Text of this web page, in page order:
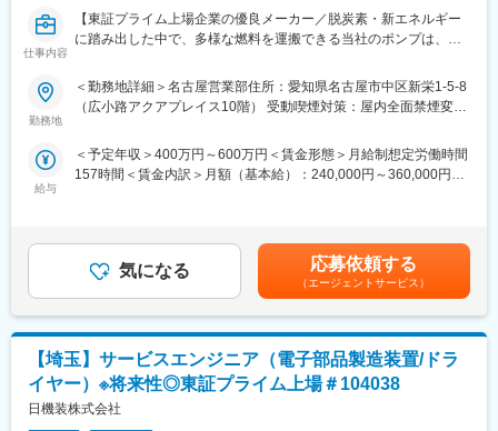
変更の範囲：会社の定める業務
顧客満足度を高め、アフターサービスの作業効率や品質を高める
ための改善提案を実施（EHSの改善活動を含む）。
主に扱うガス検知器は、製造工場や倉庫、作業現場などといった
幅広い場所で用いられており、現場で働く作業員を有毒なガスや
■働き方：
【ドレーゲルについて】
医療・安全技術製品の製造・販売を手掛けるドイツ発祥のメーカ
超える社員が世界中の病院、消防隊、レスキューサービス、公共
機関、鉱業、工業に従事する人々の命や安全を守っています。
仕事内容
【東証プライム上場企業の優良メーカー／脱炭素・新エネルギー
に踏み出した中で、多様な燃料を運搬できる当社のポンプは、時
性◎】
ます。
・ポンプ故障時の原因調査、故障機器の分解点検、交換等
・営業への技術サポート（顧客折衝・技術提案・見積作成）
・営業所での修理対応
※業務スキルが身についてきたら1人での対応が多くなります。
■入社後の業務内容：
埼玉での研修（1～3ヶ月）⇒拠点でのOJT研修（1年目中）⇒独り
立ち
スキル・経験によってお任せする業務を調整します。
勤務地
＜勤務地詳細＞名古屋営業部住所：愛知県名古屋市中区新栄1-5-8
（広小路アクアプレイス10階） 受動喫煙対策：屋内全面禁煙変更
給与
＜予定年収＞400万円～600万円＜賃金形態＞月給制想定労働時間
157時間＜賃金内訳＞月額（基本給）：240,000円～360,000円＜
も目安の金額であり、選考を通じて上下する可能性があります。
月給(月額)は固定手当を含めた表記です。
気になる 応募依頼する
（エージェントサービス）
【埼玉】サービスエンジニア（電子部品製造装置/ドラ
イヤー）※将来性◎東証プライム上場＃104038
日機装株式会社